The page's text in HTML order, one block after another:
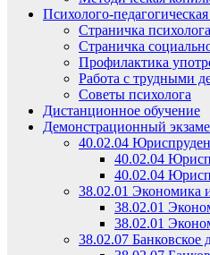
Психолого-
Страничка психолога
Страничка
Профилактика
Работа с трудными
Советы психолога
Дистанционное обучение
Демонстрационный
40.02.04
40.02.04
40.02.04
38.02.01 Экономика
38.02.01
38.02.01
38.02.07 Банковское